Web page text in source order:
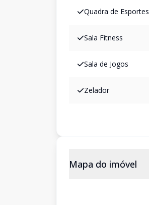
Quadra de Esportes
Sala Fitness
Sala de Jogos
Zelador
Mapa do imóvel